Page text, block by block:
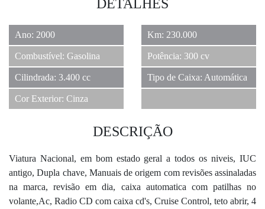
DETALHES
Ano: 2000 Km: 230.000
Combustível: Gasolina Potência: 300 cv
Cilindrada: 3.400 cc Tipo de Caixa: Automática
Cor Exterior: Cinza
DESCRIÇÃO
Viatura Nacional, em bom estado geral a todos os niveis, IUC
antigo, Dupla chave, Manuais de origem com revisões assinaladas
na marca, revisão em dia, caixa automatica com patilhas no
volante,Ac, Radio CD com caixa cd's, Cruise Control, teto abrir, 4